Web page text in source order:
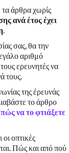
τα άρθρα χωρίς
ανά έτος έχει
.
σας, θα την
αριθμό
ερευνητές να
τους.
της έρευνάς
το άρθρο
να το φτιάξετε
οπτικές
Πώς και από πού